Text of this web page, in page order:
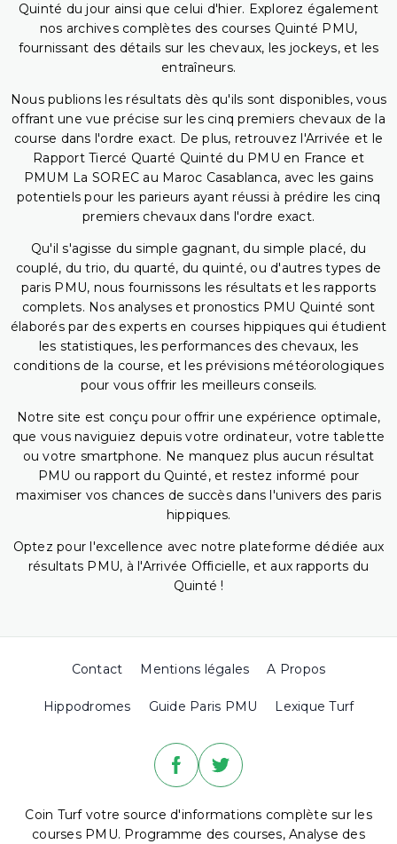
Quinté du jour ainsi que celui d'hier. Explorez également
nos archives complètes des courses Quinté PMU,
fournissant des détails sur les chevaux, les jockeys, et les
entraîneurs.
Nous publions les résultats dès qu'ils sont disponibles, vous
offrant une vue précise sur les cinq premiers chevaux de la
course dans l'ordre exact. De plus, retrouvez l'Arrivée et le
Rapport Tiercé Quarté Quinté du PMU en France et
PMUM La SOREC au Maroc Casablanca, avec les gains
potentiels pour les parieurs ayant réussi à prédire les cinq
premiers chevaux dans l'ordre exact.
Qu'il s'agisse du simple gagnant, du simple placé, du
couplé, du trio, du quarté, du quinté, ou d'autres types de
paris PMU, nous fournissons les résultats et les rapports
complets. Nos analyses et pronostics PMU Quinté sont
élaborés par des experts en courses hippiques qui étudient
les statistiques, les performances des chevaux, les
conditions de la course, et les prévisions météorologiques
pour vous offrir les meilleurs conseils.
Notre site est conçu pour offrir une expérience optimale,
que vous naviguiez depuis votre ordinateur, votre tablette
ou votre smartphone. Ne manquez plus aucun résultat
PMU ou rapport du Quinté, et restez informé pour
maximiser vos chances de succès dans l'univers des paris
hippiques.
Optez pour l'excellence avec notre plateforme dédiée aux
résultats PMU, à l'Arrivée Officielle, et aux rapports du
Quinté !
Contact Mentions légales A Propos
Hippodromes Guide Paris PMU Lexique Turf
Coin Turf votre source d'informations complète sur les
courses PMU. Programme des courses, Analyse des